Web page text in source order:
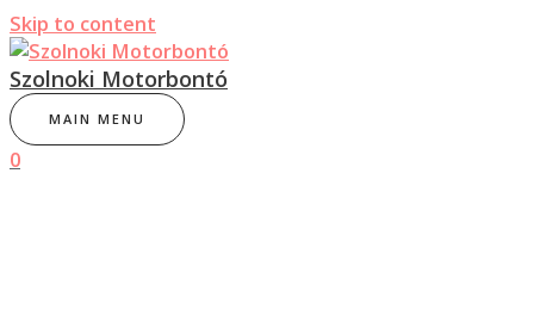
Skip to content
Szolnoki Motorbontó
MAIN MENU
0